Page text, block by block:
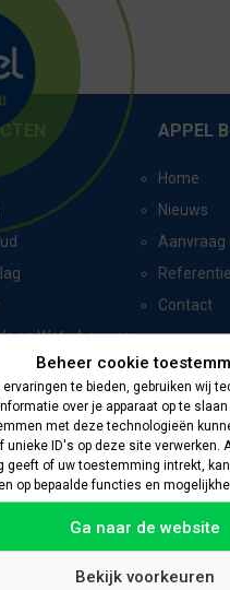
Beheer cookie
ervaringen te bieden, gebruiken wij
over je apparaat op te
met deze technologieën
unieke ID's op deze site verwerken.
geeft of uw toestemming intrekt,
op bepaalde functies en
Ga naar de website
Bekijk voorkeuren
en Waterbassins
APPEL
Home
Nieuws
Contact
Oevers 11
8331 VC
Nederland